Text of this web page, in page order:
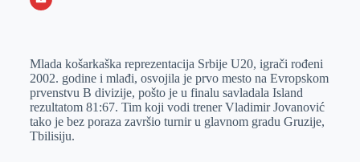
e
r
I
n
s
A
p
p
a
i
l
Mlada košarkaška reprezentacija Srbije U20, igrači rođeni
2002. godine i mlađi, osvojila je prvo mesto na Evropskom
prvenstvu B divizije, pošto je u finalu savladala Island
rezultatom 81:67. Tim koji vodi trener Vladimir Jovanović
tako je bez poraza završio turnir u glavnom gradu Gruzije,
Tbilisiju.